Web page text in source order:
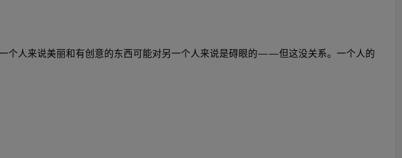
个人来说美丽和有创意的东西可能对另一个人来说是碍眼的——但这没关系。一个人的